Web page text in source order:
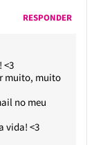
RESPONDER
<3
muito, muito
no meu
vida! <3